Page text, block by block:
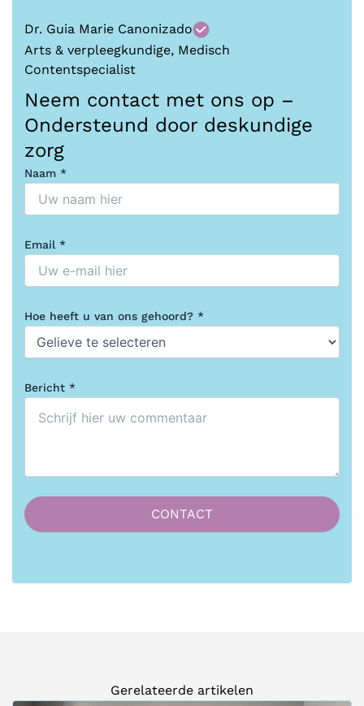
Dr. Guia Marie Canonizado
Arts & verpleegkundige, Medisch
Contentspecialist
Neem contact met ons op –
Ondersteund door deskundige
zorg
Naam *
Email *
Hoe heeft u van ons gehoord? *
Bericht *
Gerelateerde artikelen